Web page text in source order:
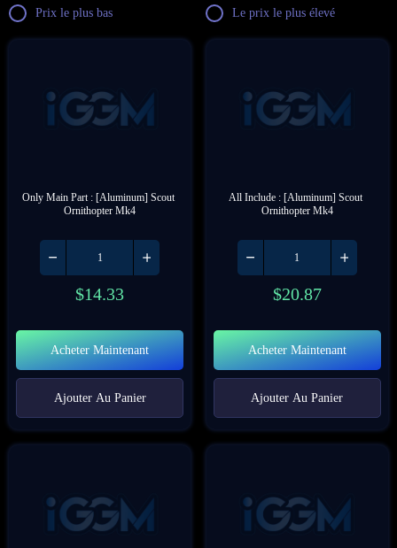
Prix le plus bas Le prix le plus élevé
Only Main Part : [Aluminum] Scout
Ornithopter Mk4
$14.33
Acheter Maintenant
Ajouter Au Panier
All Include : [Aluminum] Scout
Ornithopter Mk4
$20.87
Acheter Maintenant
Ajouter Au Panier